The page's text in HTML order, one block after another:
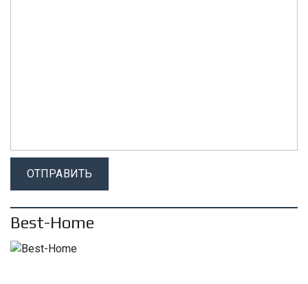
Best-Home